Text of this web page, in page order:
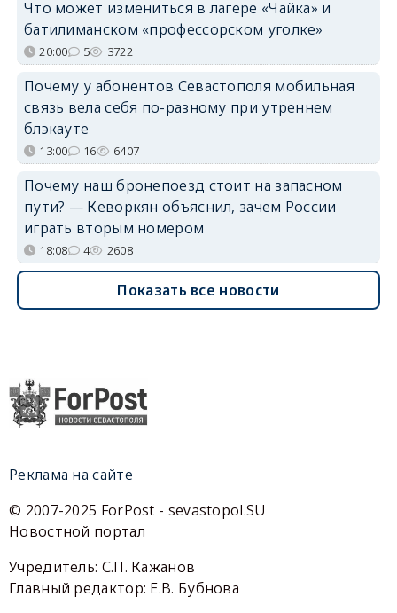
Что может измениться в лагере «Чайка» и
батилиманском «профессорском уголке»
20:00 5 3722
Почему у абонентов Севастополя мобильная
связь вела себя по-разному при утреннем
блэкауте
13:00 16 6407
Почему наш бронепоезд стоит на запасном
пути? — Кеворкян объяснил, зачем России
играть вторым номером
18:08 4 2608
Показать все новости
Реклама на сайте
© 2007-2025 ForPost - sevastopol.SU
Новостной портал
Учредитель: С.П. Кажанов
Главный редактор: Е.В. Бубнова